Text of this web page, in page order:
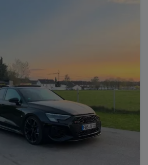
Rolls Royce Aston Martin